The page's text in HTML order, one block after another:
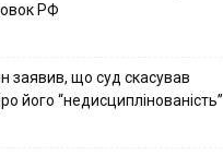
РФ
заявив, що суд скасував
його “недисциплінованість”